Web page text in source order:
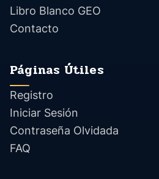
Libro Blanco GEO
Contacto
Páginas Útiles
Registro
Iniciar Sesión
Contraseña Olvidada
FAQ